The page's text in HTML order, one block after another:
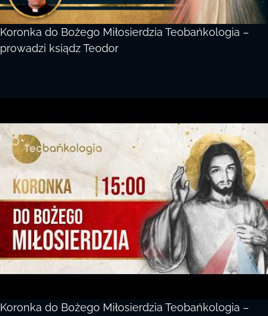
Koronka do Bożego Miłosierdzia Teobańkologia –
prowadzi ksiądz Teodor
Koronka do Bożego Miłosierdzia Teobańkologia –